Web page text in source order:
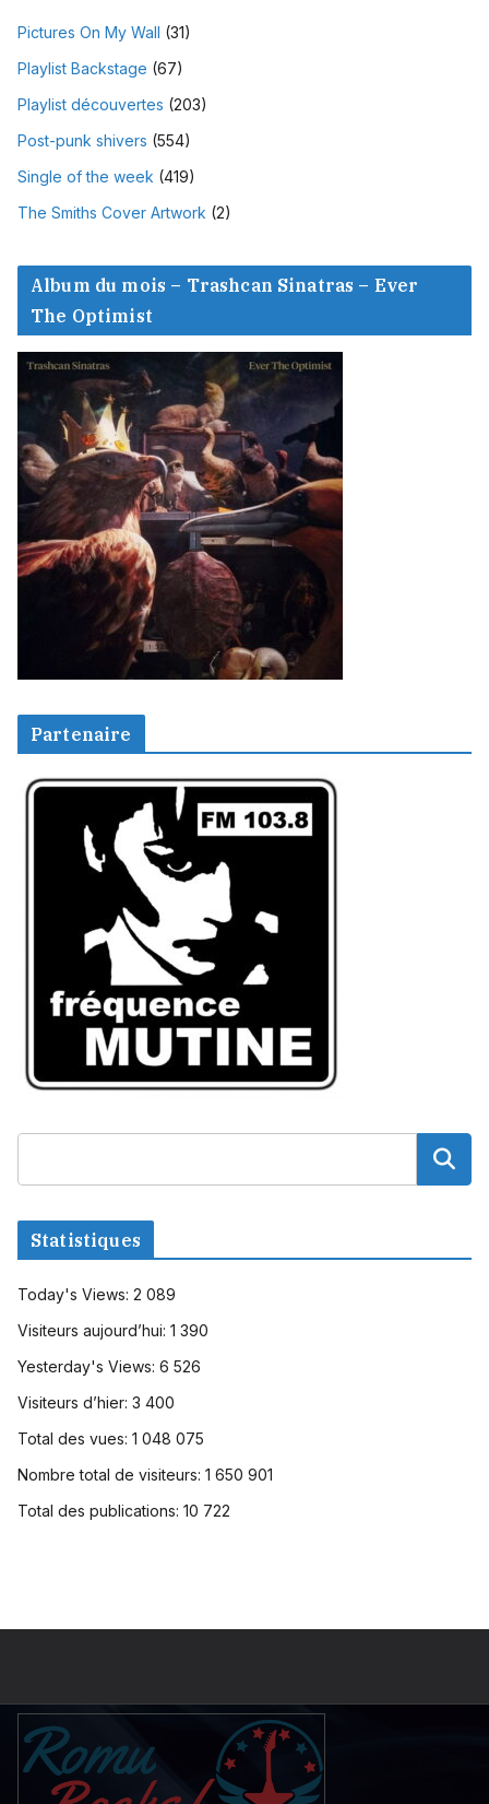
Pictures On My Wall (31)
Playlist Backstage (67)
Playlist découvertes (203)
Post-punk shivers (554)
Single of the week (419)
The Smiths Cover Artwork (2)
Album du mois – Trashcan Sinatras – Ever
The Optimist
Partenaire
Statistiques
Today's Views: 2 089
Visiteurs aujourd’hui: 1 390
Yesterday's Views: 6 526
Visiteurs d’hier: 3 400
Total des vues: 1 048 075
Nombre total de visiteurs: 1 650 901
Total des publications: 10 722